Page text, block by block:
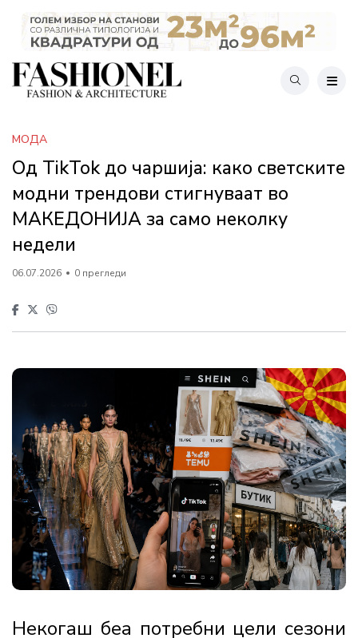
МОДА
Од TikTok до чаршија: како светските
модни трендови стигнуваат во
МАКЕДОНИЈА за само неколку
недели
06.07.2026 0 прегледи
Некогаш беа потребни цели сезони